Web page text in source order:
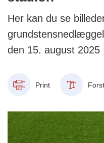
Her kan du se
den 15. august 2025
Print